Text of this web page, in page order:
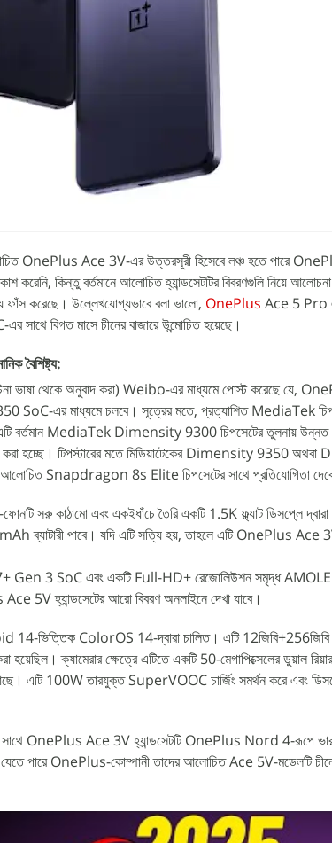
OnePlus Ace 3V-এর উত্তরসূরী হিসেবে লঞ্চ হতে পারে
করেনি, কিন্তু বর্তমানে আলোচিত হ্যান্ডসেটটির বিবরণগুলি নিয়ে
ফাঁস করেছে। উল্লেখযোগ্যভাবে বলা ভালো, OnePlus Ace 5 Pro
বিগত মাসে চীনের বাজারে উন্মোচিত হয়েছে।
বৈশিষ্ট্য:
ভাষা থেকে অনুবাদ করা) Weibo-এর মাধ্যমে পোস্ট করেছে যে,
এর মাধ্যমে চলবে। সূত্রের মতে, প্রত্যাশিত MediaTek
MediaTek Dimensity 9300 চিপসেটের তুলনায় উন্নত
করা হচ্ছে। টিপস্টারের মতে মিডিয়াটেকের Dimensity 9350
আলোচিত Snapdragon 8s Elite চিপসেটের সাথে প্রতিযোগিতা
সরু কাঠামো এবং একইধাঁচে তৈরি একটি 1.5K ফ্ল্যাট ডিসপ্লে দ্বারা
ব্যাটারী পাবে। যদি এটি সত্যি হয়, তাহলে এটি OnePlus
3 SoC এবং একটি Full-HD+ রেজোলিউশন সমৃদ্ধ
5V হ্যান্ডসেটের আরো বিবরণ অনলাইনে দেখা যাবে।
ভিত্তিক ColorOS 14-দ্বারা চালিত। এটি 12জিবি+256জিবি
হয়েছিল। ক্যামেরার ক্ষেত্রে এটিতে একটি 50-মেগাপিক্সেলের ডুয়াল
এটি 100W তারযুক্ত SuperVOOC চার্জিং সমর্থন করে এবং
সাথে OnePlus Ace 3V হ্যান্ডসেটটি OnePlus Nord 4-রূপে
পারে OnePlus-কোম্পানী তাদের আলোচিত Ace 5V-মডেলটি